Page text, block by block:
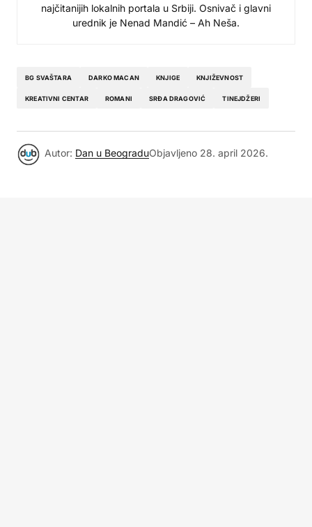
najčitanijih lokalnih portala u Srbiji. Osnivač i glavni
urednik je Nenad Mandić – Ah Neša.
BG SVAŠTARA DARKO MACAN KNJIGE KNJIŽEVNOST
KREATIVNI CENTAR ROMANI SRĐA DRAGOVIĆ TINEJDŽERI
Autor: Dan u BeograduObjavljeno 28. april 2026.